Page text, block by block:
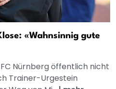
«Wahnsinnig gute
FC Nürnberg öffentlich nicht
Trainer-Urgestein